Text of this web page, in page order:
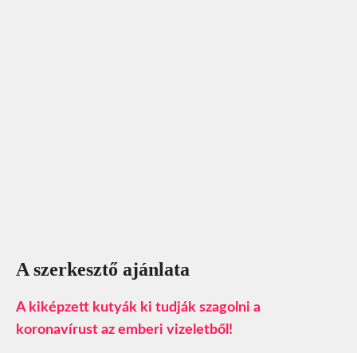
A szerkesztő ajánlata
A kiképzett kutyák ki tudják szagolni a
koronavírust az emberi vizeletből!